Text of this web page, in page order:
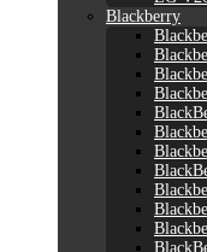
Blackberry